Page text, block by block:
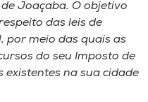
Joaçaba. O objetivo
das leis de
por meio das quais as
do seu Imposto de
na sua cidade